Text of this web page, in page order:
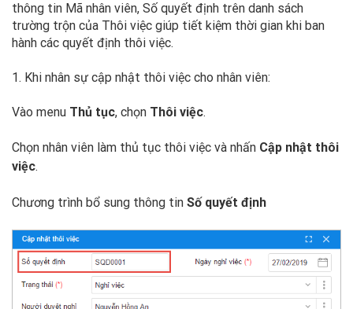
thông tin Mã nhân viên, Số quyết định trên danh sách
trường trộn của Thôi việc giúp tiết kiệm thời gian khi ban
hành các quyết định thôi việc.
1. Khi nhân sự cập nhật thôi việc cho nhân viên:
Vào menu Thủ tục, chọn Thôi việc.
Chọn nhân viên làm thủ tục thôi việc và nhấn Cập nhật thôi
việc.
Chương trình bổ sung thông tin Số quyết định